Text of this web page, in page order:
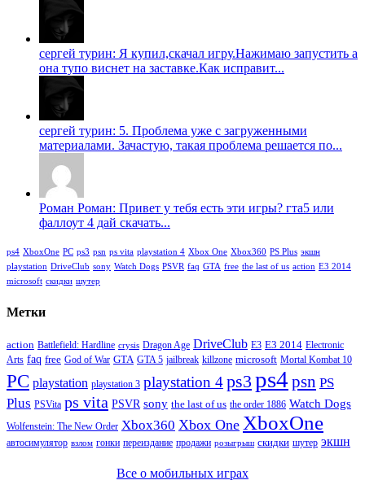
сергей турин: Я купил,скачал игру.Нажимаю запустить а
она тупо виснет на заставке.Как исправит...
сергей турин: 5. Проблема уже с загруженными
материалами. Зачастую, такая проблема решается по...
Роман Роман: Привет у тебя есть эти игры? гта5 или
фаллоут 4 дай скачать...
ps4 XboxOne PC ps3 psn ps vita playstation 4 Xbox One Xbox360 PS Plus экшн
playstation DriveClub sony Watch Dogs PSVR faq GTA free the last of us action E3 2014
microsoft скидки шутер
Метки
action Battlefield: Hardline crysis Dragon Age DriveClub E3 E3 2014 Electronic
Arts faq free God of War GTA GTA 5 jailbreak killzone microsoft Mortal Kombat 10
PC playstation playstation 3 playstation 4ps3 ps4 psn PS
Plus PSVita ps vita PSVR sony the last of us the order 1886 Watch Dogs
Wolfenstein: The New Order Xbox360 Xbox One XboxOne
автосимулятор взлом гонки переиздание продажи розыгрыш скидки шутер экшн
Все о мобильных играх